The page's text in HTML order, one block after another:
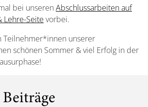
bei unseren Abschlussarbeiten auf
Lehre-Seite vorbei.
Teilnehmer*innen unserer
schönen Sommer & viel Erfolg in der
Beiträge